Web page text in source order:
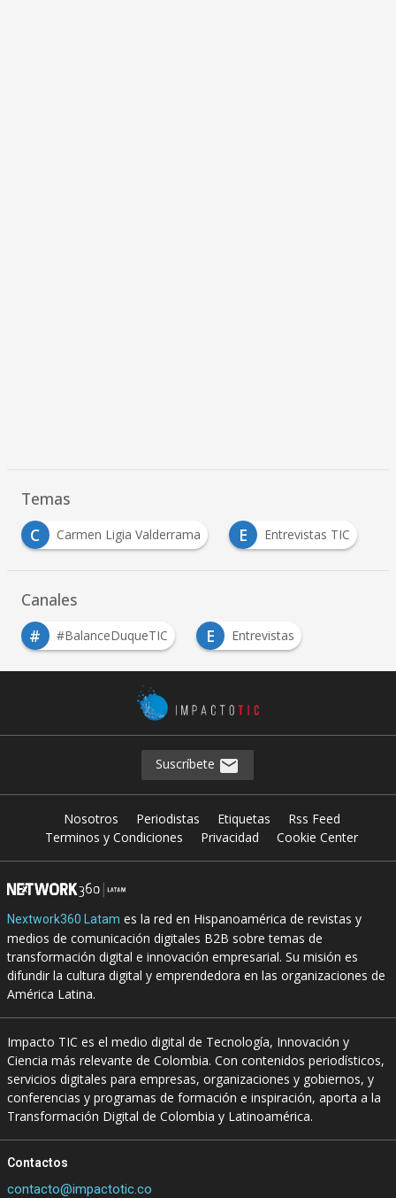
Temas
C
Carmen Ligia Valderrama E Entrevistas TIC
Canales
#
#BalanceDuqueTIC E Entrevistas
Suscríbete
Nosotros Periodistas Etiquetas
Rss Feed
Terminos y Condiciones
Privacidad Cookie Center
Nextwork360 Latam es la red en Hispanoamérica de revistas y
medios de comunicación digitales B2B sobre temas de
transformación digital e innovación empresarial. Su misión es
difundir la cultura digital y emprendedora en las organizaciones de
América Latina.
Impacto TIC es el medio digital de Tecnología, Innovación y
Ciencia más relevante de Colombia. Con contenidos periodísticos,
servicios digitales para empresas, organizaciones y gobiernos, y
conferencias y programas de formación e inspiración, aporta a la
Transformación Digital de Colombia y Latinoamérica.
Contactos
contacto@impactotic.co